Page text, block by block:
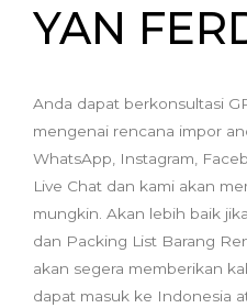
YAN
Anda dapat berkonsultasi
mengenai rencana impor
WhatsApp, Instagram,
Live Chat dan kami akan
mungkin. Akan lebih baik
dan Packing List Barang
akan segera memberikan
dapat masuk ke Indonesia